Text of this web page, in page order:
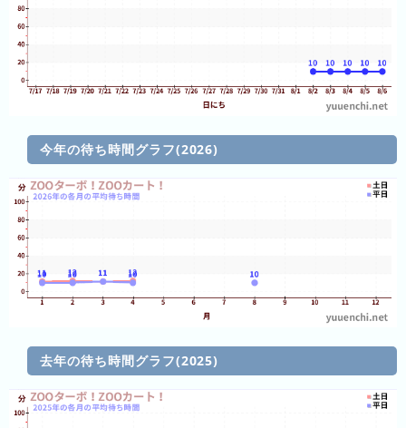
年
の
ン
待
ち
時
今
日
こ
れ
今年の待ち時間グラフ(2026)
去年の待ち時間グラフ(2025)